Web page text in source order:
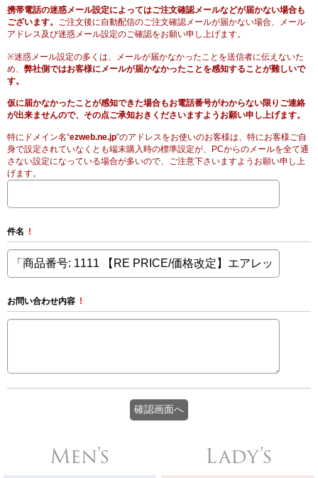
携帯電話の迷惑メール設定によってはご注文確認メールなどが届かない場合も
ございます。 ご注文後に自動配信のご注文確認メールが届かない場合、メール
アドレス及び迷惑メール設定のご確認をお願い申し上げます。
※迷惑メール設定の多くは、メールが届かなかったことを送信者に伝えないた
め、 弊社側ではお客様にメールが届かなかったことを感知することが難しいで
す。
仮に届かなかったことが感知できた場合もお電話番号がわからない限りご連絡
が出来ませんので、その点ご承知おきくださいますようお願い申し上げます。
特にドメイン名“ezweb.ne.jp”のアドレスをお使いのお客様は、特にお客様ご自
身で設定されていなくとも端末購入時の標準設定が、PCからのメールを全て通
さない設定になっている場合が多いので、ご注意下さいますようお願い申し上
げます。
件名 !
お問い合わせ内容 !
Men's Lady's